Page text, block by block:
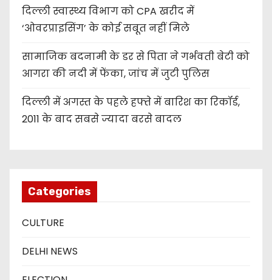
दिल्ली स्वास्थ्य विभाग को CPA खरीद में
‘ओवरप्राइसिंग’ के कोई सबूत नहीं मिले
सामाजिक बदनामी के डर से पिता ने गर्भवती बेटी को
आगरा की नदी में फेंका, जांच में जुटी पुलिस
दिल्ली में अगस्त के पहले हफ्ते में बारिश का रिकॉर्ड,
2011 के बाद सबसे ज्यादा बरसे बादल
Categories
CULTURE
DELHI NEWS